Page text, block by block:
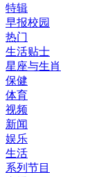
特辑
早报校园
热门
生活贴士
星座与生肖
保健
体育
视频
新闻
娱乐
生活
系列节目